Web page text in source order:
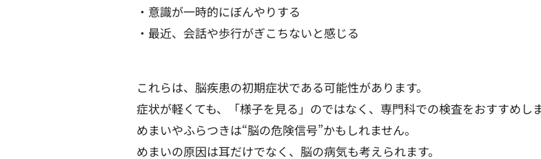
・意識が一時的にぼんやりする
・最近、会話や歩行がぎこちないと感じる
これらは、脳疾患の初期症状である可能性があります。
症状が軽くても、「様子を見る」のではなく、専門科での検査をおすすめし
めまいやふらつきは“脳の危険信号”かもしれません。
めまいの原因は耳だけでなく、脳の病気も考えられます。